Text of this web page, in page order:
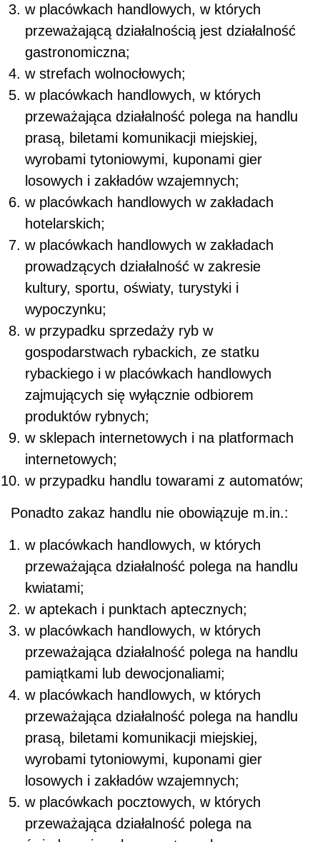
w placówkach handlowych, w których
przeważającą działalnością jest działalność
gastronomiczna;
w strefach wolnocłowych;
w placówkach handlowych, w których
przeważająca działalność polega na handlu
prasą, biletami komunikacji miejskiej,
wyrobami tytoniowymi, kuponami gier
losowych i zakładów wzajemnych;
w placówkach handlowych w zakładach
hotelarskich;
w placówkach handlowych w zakładach
prowadzących działalność w zakresie
kultury, sportu, oświaty, turystyki i
wypoczynku;
w przypadku sprzedaży ryb w
gospodarstwach rybackich, ze statku
rybackiego i w placówkach handlowych
zajmujących się wyłącznie odbiorem
produktów rybnych;
w sklepach internetowych i na platformach
internetowych;
w przypadku handlu towarami z automatów;
Ponadto zakaz handlu nie obowiązuje m.in.:
w placówkach handlowych, w których
przeważająca działalność polega na handlu
kwiatami;
w aptekach i punktach aptecznych;
w placówkach handlowych, w których
przeważająca działalność polega na handlu
pamiątkami lub dewocjonaliami;
w placówkach handlowych, w których
przeważająca działalność polega na handlu
prasą, biletami komunikacji miejskiej,
wyrobami tytoniowymi, kuponami gier
losowych i zakładów wzajemnych;
w placówkach pocztowych, w których
przeważająca działalność polega na